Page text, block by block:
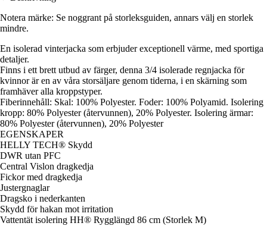
Notera märke: Se noggrant på storleksguiden, annars välj en storlek
mindre.
En isolerad vinterjacka som erbjuder exceptionell värme, med sportiga
detaljer.
Finns i ett brett utbud av färger, denna 3/4 isolerade regnjacka för
kvinnor är en av våra storsäljare genom tiderna, i en skärning som
framhäver alla kroppstyper.
Fiberinnehåll: Skal: 100% Polyester. Foder: 100% Polyamid. Isolering
kropp: 80% Polyester (återvunnen), 20% Polyester. Isolering ärmar:
80% Polyester (återvunnen), 20% Polyester
EGENSKAPER
HELLY TECH® Skydd
DWR utan PFC
Central Vislon dragkedja
Fickor med dragkedja
Justergnaglar
Dragsko i nederkanten
Skydd för hakan mot irritation
Vattentät isolering HH® Rygglängd 86 cm (Storlek M)